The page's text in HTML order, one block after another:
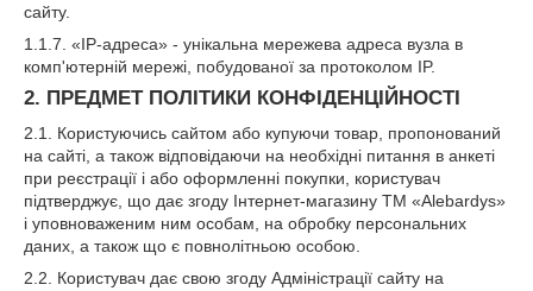
сайту.
1.1.7. «IP-адреса» - унікальна мережева адреса вузла в
комп'ютерній мережі, побудованої за протоколом IP.
2. ПРЕДМЕТ ПОЛІТИКИ КОНФІДЕНЦІЙНОСТІ
2.1. Користуючись сайтом або купуючи товар, пропонований
на сайті, а також відповідаючи на необхідні питання в анкеті
при реєстрації і або оформленні покупки, користувач
підтверджує, що дає згоду Інтернет-магазину ТМ «Alebardys»
і уповноваженим ним особам, на обробку персональних
даних, а також що є повнолітньою особою.
2.2. Користувач дає свою згоду Адміністрації сайту на